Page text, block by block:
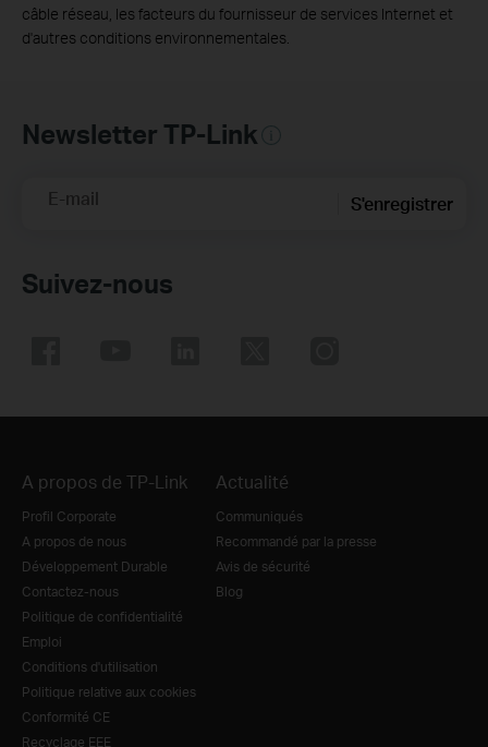
câble réseau, les facteurs du fournisseur de services Internet et
d'autres conditions environnementales.
Newsletter TP-Link
E-mail S'enregistrer
Suivez-nous
A propos de TP-Link
Profil Corporate
A propos de nous
Développement Durable
Contactez-nous
Politique de confidentialité
Emploi
Conditions d'utilisation
Politique relative aux cookies
Conformité CE
Recyclage EEE
Actualité
Communiqués
Recommandé par la presse
Avis de sécurité
Blog